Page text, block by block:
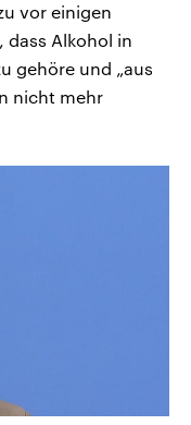
vor einigen
dass Alkohol in
gehöre und „aus
nicht mehr